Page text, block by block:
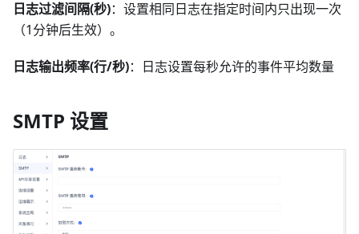
日志过滤间隔(秒)：设置相同日志在指定时间内只出现一次
（1分钟后生效）。
日志输出频率(行/秒)：日志设置每秒允许的事件平均数量
SMTP 设置